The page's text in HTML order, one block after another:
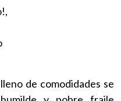
de comodidades se